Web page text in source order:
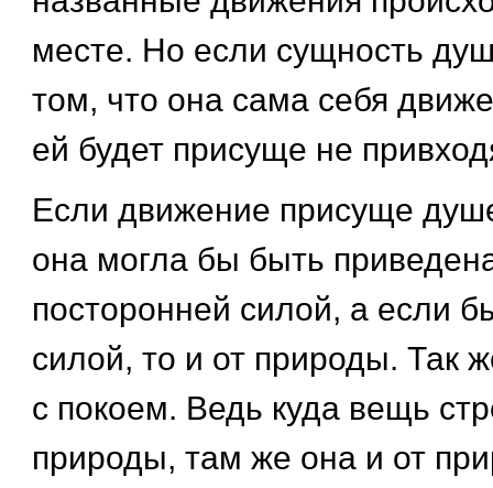
месте. Но если сущность
том, что она сама себя
ей будет присуще не
Если движение присуще
она могла бы быть
посторонней силой, а если
силой, то и от природы. Так
с покоем. Ведь куда вещь
природы, там же она и от